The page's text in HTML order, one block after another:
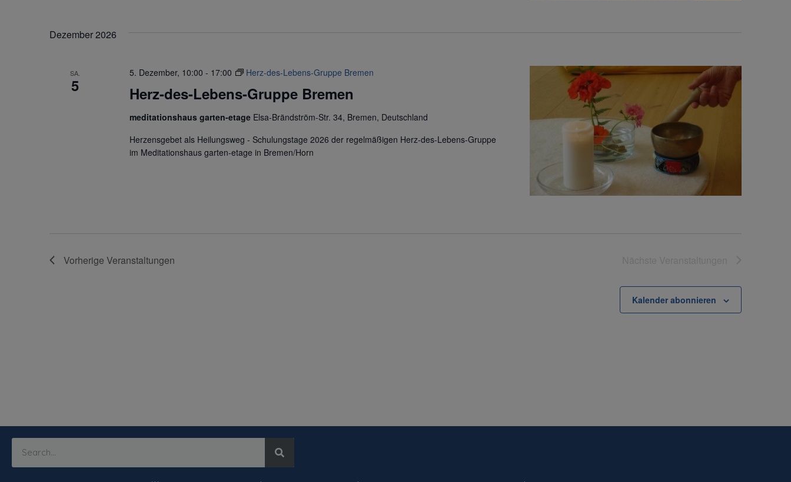
Dezember 2026
SA.
5 Herz-des-Lebens-Gruppe Bremen
5. Dezember, 10:00 - 17:00 Herz-des-Lebens-Gruppe Bremen
meditationshaus garten-etage Elsa-Brändström-Str. 34, Bremen, Deutschland
Herzensgebet als Heilungsweg - Schulungstage 2026 der regelmäßigen Herz-des-Lebens-Gruppe
im Meditationshaus garten-etage in Bremen/Horn
Vorherige Veranstaltungen
Kalender abonnieren